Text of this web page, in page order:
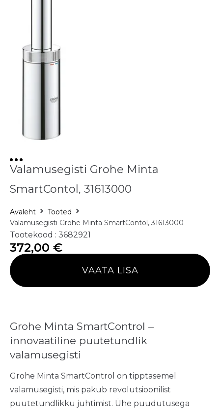
Valamusegisti Grohe Minta
SmartContol, 31613000
Avaleht
Tooted
Valamusegisti Grohe Minta SmartContol, 31613000
Tootekood : 3682921
372,00 €
VAATA LISA
Grohe Minta SmartControl –
innovaatiline puutetundlik
valamusegisti
Grohe Minta SmartControl on tipptasemel
valamusegisti, mis pakub revolutsioonilist
puutetundlikku juhtimist. Ühe puudutusega